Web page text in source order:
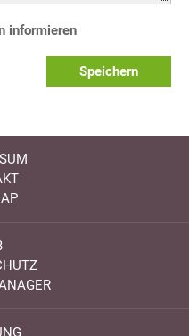
informieren
Speichern